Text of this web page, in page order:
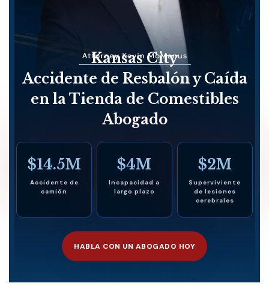
Kansas City
Accidente de Resbalón y Caída
en la Tienda de Comestibles
Abogado
$14.5M
Accidente de
camión
$4M
Incapacidad a
largo plazo
$2M
Superviviente
de lesiones
cerebrales
HABLA CON UN ABOGADO HOY